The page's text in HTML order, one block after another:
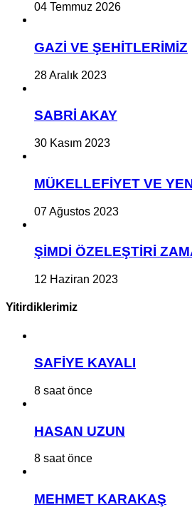
04 Temmuz 2026
GAZİ VE ŞEHİTLERİMİZ
28 Aralık 2023
SABRİ AKAY
30 Kasım 2023
MÜKELLEFİYET VE
07 Ağustos 2023
ŞİMDİ ÖZELEŞTİRİ
12 Haziran 2023
Yitirdiklerimiz
SAFİYE KAYALI
8 saat önce
HASAN UZUN
8 saat önce
MEHMET KARAKAŞ